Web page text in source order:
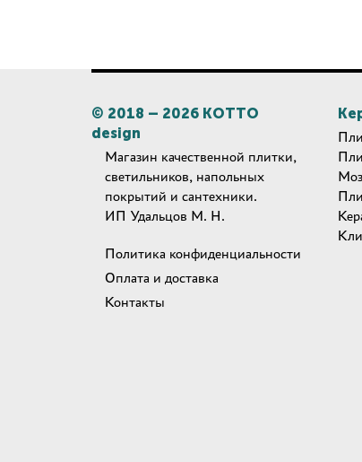
© 2018 – 2026 КОТТО
design
Магазин качественной плитки,
светильников, напольных
покрытий и сантехники.
ИП Удальцов М. Н.
Политика конфиденциальности
Оплата и доставка
Контакты